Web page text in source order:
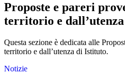
Proposte e pareri
territorio e dall’utenza
Questa sezione è dedicata alle
territorio e dall’utenza di Istituto.
Notizie